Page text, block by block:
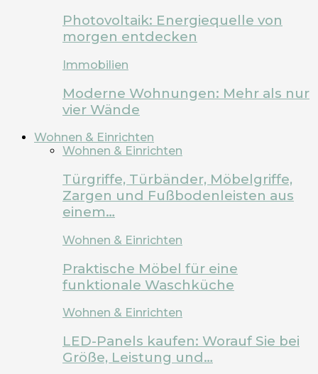
Photovoltaik: Energiequelle von
morgen entdecken
Immobilien
Moderne Wohnungen: Mehr als nur
vier Wände
Wohnen & Einrichten
Wohnen & Einrichten
Türgriffe, Türbänder, Möbelgriffe,
Zargen und Fußbodenleisten aus
einem…
Wohnen & Einrichten
Praktische Möbel für eine
funktionale Waschküche
Wohnen & Einrichten
LED-Panels kaufen: Worauf Sie bei
Größe, Leistung und…